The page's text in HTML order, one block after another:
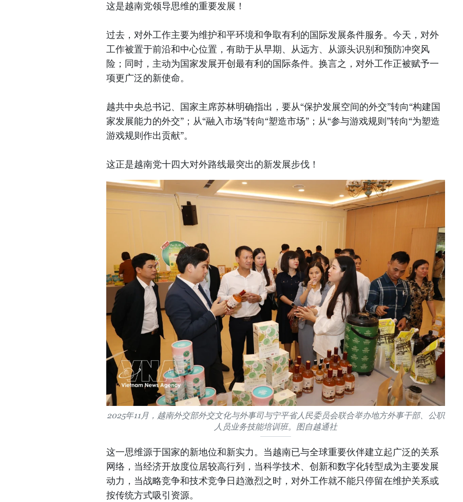
这是越南党领导思维的重要发展！
过去，对外工作主要为维护和平环境和争取有利的国际发展条件服务。今天，对外
工作被置于前沿和中心位置，有助于从早期、从远方、从源头识别和预防冲突风
险；同时，主动为国家发展开创最有利的国际条件。换言之，对外工作正被赋予一
项更广泛的新使命。
越共中央总书记、国家主席苏林明确指出，要从“保护发展空间的外交”转向“构建国
家发展能力的外交”；从“融入市场”转向“塑造市场”；从“参与游戏规则”转向“为塑造
游戏规则作出贡献”。
这正是越南党十四大对外路线最突出的新发展步伐！
2025年11月，越南外交部外交文化与外事司与宁平省人民委员会联合举办地方外事干部、公职
人员业务技能培训班。图自越通社
这一思维源于国家的新地位和新实力。当越南已与全球重要伙伴建立起广泛的关系
网络，当经济开放度位居较高行列，当科学技术、创新和数字化转型成为主要发展
动力，当战略竞争和技术竞争日趋激烈之时，对外工作就不能只停留在维护关系或
按传统方式吸引资源。